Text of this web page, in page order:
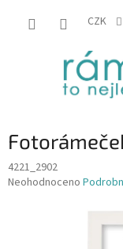
CZK
4221_2902
Průměrné
Neohodnoceno